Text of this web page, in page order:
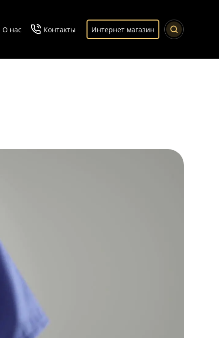
О нас Контакты Интернет магазин